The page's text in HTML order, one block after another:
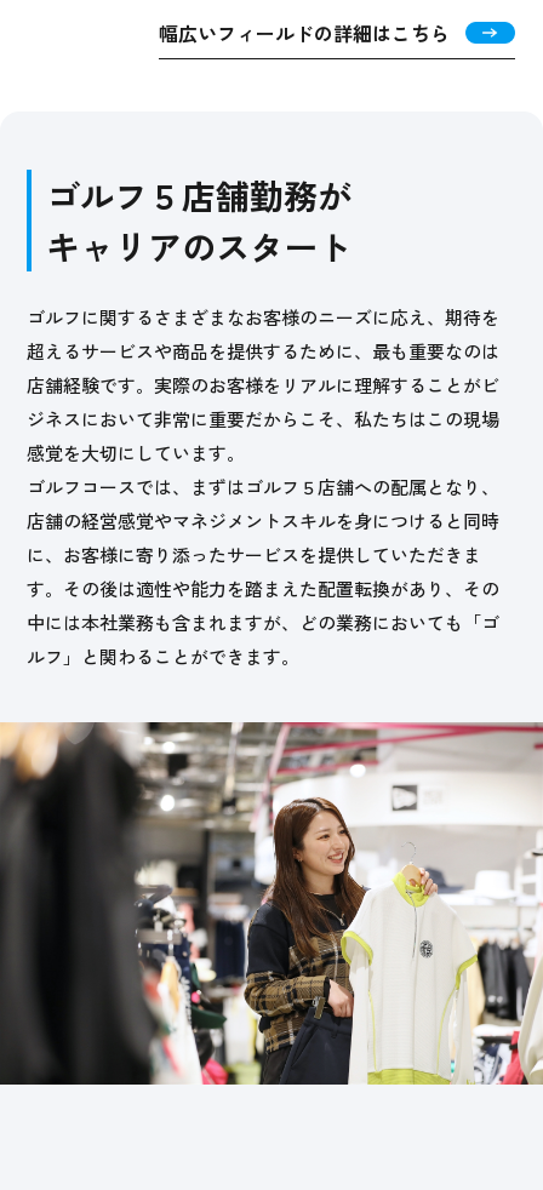
幅広いフィールドの詳細はこちら
ゴルフ５店舗勤務が
キャリアのスタート
ゴルフに関するさまざまなお客様のニーズに応え、期待を
超えるサービスや商品を提供するために、最も重要なのは
店舗経験です。実際のお客様をリアルに理解することがビ
ジネスにおいて非常に重要だからこそ、私たちはこの現場
感覚を大切にしています。
ゴルフコースでは、まずはゴルフ５店舗への配属となり、
店舗の経営感覚やマネジメントスキルを身につけると同時
に、お客様に寄り添ったサービスを提供していただきま
す。その後は適性や能力を踏まえた配置転換があり、その
中には本社業務も含まれますが、どの業務においても「ゴ
ルフ」と関わることができます。